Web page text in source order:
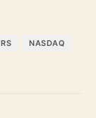
NASDAQ